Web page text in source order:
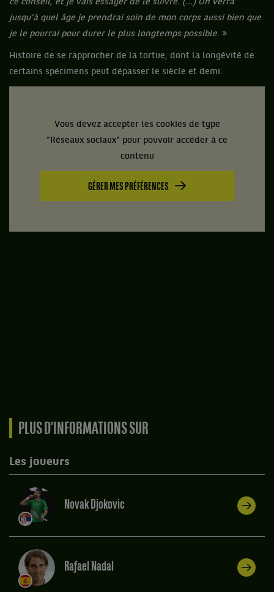
ce conseil, et je vais essayer de le suivre. (...) On verra
jusqu’à quel âge je prendrai soin de mon corps aussi bien que
je le pourrai pour durer le plus longtemps possible. »
Histoire de se rapprocher de la tortue, dont la longévité de
certains spécimens peut dépasser le siècle et demi.
Vous devez accepter les cookies de type
"Réseaux sociaux" pour pouvoir accéder à ce
contenu
GÉRER MES PRÉFÉRENCES
PLUS D’INFORMATIONS SUR
Les joueurs
Novak Djokovic
Rafael Nadal